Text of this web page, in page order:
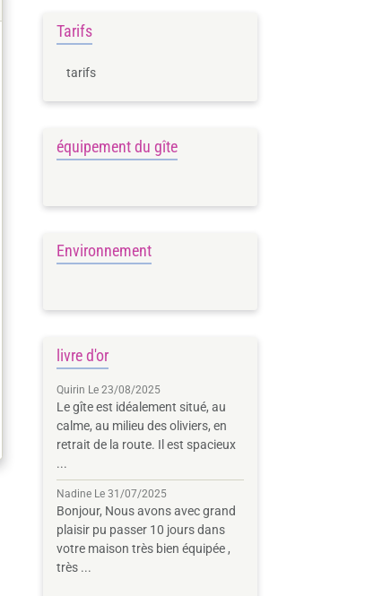
Tarifs
tarifs
équipement du gîte
Environnement
livre d'or
Quirin Le 23/08/2025
Le gîte est idéalement situé, au
calme, au milieu des oliviers, en
retrait de la route. Il est spacieux
...
Nadine Le 31/07/2025
Bonjour, Nous avons avec grand
plaisir pu passer 10 jours dans
votre maison très bien équipée ,
très ...